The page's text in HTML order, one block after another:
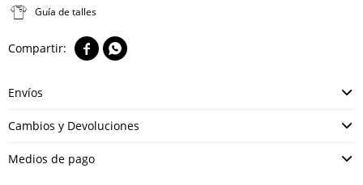
Guía de talles
 
Envíos
Cambios y Devoluciones
Medios de pago